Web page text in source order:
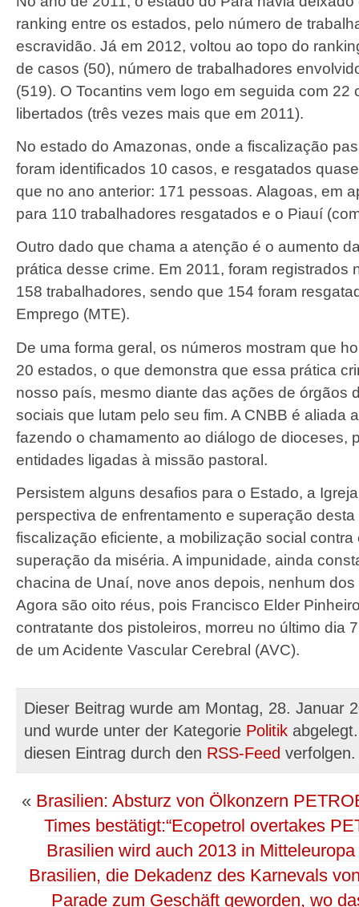
ranking entre os estados, pelo número de
escravidão. Já em 2012, voltou ao topo do
de casos (50), número de trabalhadores
(519). O Tocantins vem logo em seguida com
libertados (três vezes mais que em 2011).
No estado do Amazonas, onde a fiscalização
foram identificados 10 casos, e resgatados
que no ano anterior: 171 pessoas. Alagoas, em
para 110 trabalhadores resgatados e o Piauí
Outro dado que chama a atenção é o aumento
prática desse crime. Em 2011, foram
158 trabalhadores, sendo que 154 foram
Emprego (MTE).
De uma forma geral, os números mostram que
20 estados, o que demonstra que essa prática
nosso país, mesmo diante das ações de órgãos
sociais que lutam pelo seu fim. A CNBB é aliada
fazendo o chamamento ao diálogo de dioceses,
entidades ligadas à missão pastoral.
Persistem alguns desafios para o Estado, a
perspectiva de enfrentamento e superação
fiscalização eficiente, a mobilização social
superação da miséria. A impunidade, ainda
chacina de Unaí, nove anos depois, nenhum
Agora são oito réus, pois Francisco Elder
contratante dos pistoleiros, morreu no último dia
de um Acidente Vascular Cerebral (AVC).
Dieser Beitrag wurde am Montag, 28. Januar
und wurde unter der Kategorie Politik
diesen Eintrag durch den RSS-Feed verfolgen.
« Brasilien: Absturz von Ölkonzern
Times bestätigt:“Ecopetrol overtakes
Brasilien wird auch 2013 in Mitteleuropa
Brasilien, die Dekadenz des Karnevals
Parade zum Geschäft geworden, wo